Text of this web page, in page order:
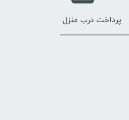
پرداخت درب منزل